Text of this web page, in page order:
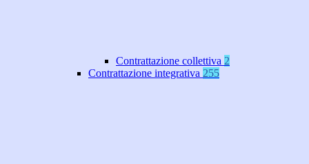
Contrattazione collettiva 2
Contrattazione integrativa 255